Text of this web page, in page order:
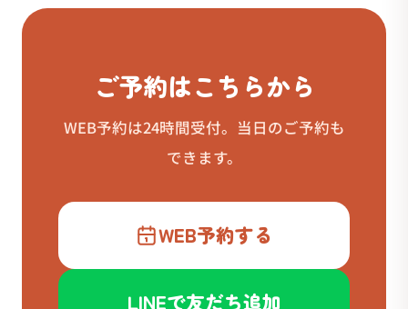
ご予約はこちらから
WEB予約は24時間受付。当日のご予約も
できます。
WEB予約する
LINEで友だち追加